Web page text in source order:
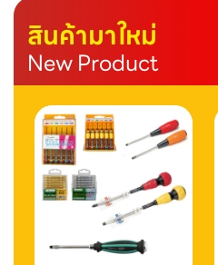
สินค้ามาใหม่
New Product